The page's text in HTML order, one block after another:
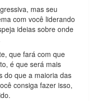
mas seu
com você liderando
ideias sobre onde
que fará com que
é que será mais
do que a maioria das
consiga fazer isso,